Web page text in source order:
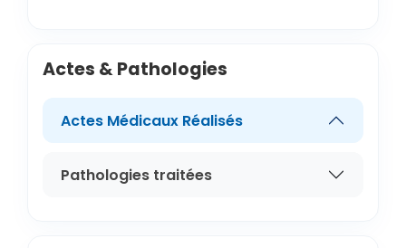
Actes & Pathologies
Actes Médicaux Réalisés
Pathologies traitées